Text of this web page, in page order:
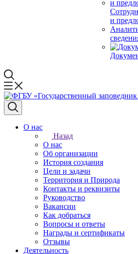
и
О нас
Назад
О нас
Об организации
История создания
Цели и задачи
Территория и Природа
Контакты и реквизиты
Руководство
Вакансии
Как добраться
Вопросы и ответы
Награды и сертификаты
Отзывы
Деятельность